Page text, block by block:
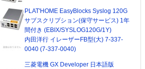
PLAT'HOME EasyBlocks Syslog 120G
サブスクリプション(保守サービス) 1年
間付き (EBIX/SYSLOG120G/1Y)
内田洋行 イレーザーFB型(大) 7-337-
0040 (7-337-0040)
三菱電機 GX Developer 日本語版